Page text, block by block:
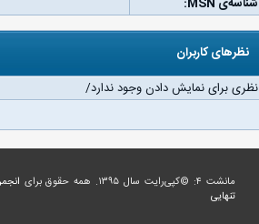
نظرهای کاربران
نظری برای نمایش دادن وجود ندارد/
مانشت ۴: ©کپی‌رایت سال ۱۳۹۵. همه حقوق برای
تنهایی